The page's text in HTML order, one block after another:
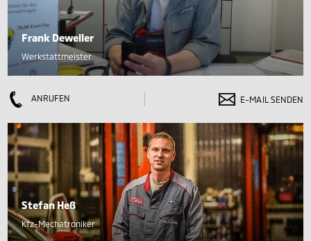
Frank Deweller
Werkstattmeister
ANRUFEN E-MAIL SENDEN
Stefan Heß
Kfz-Mechatroniker